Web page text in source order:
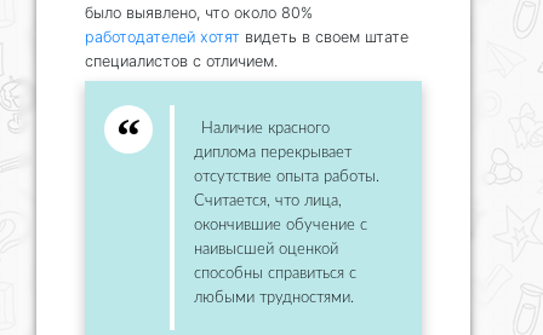
было выявлено, что около 80%
работодателей хотят видеть в своем штате
специалистов с отличием.
Наличие красного
диплома перекрывает
отсутствие опыта работы.
Считается, что лица,
окончившие обучение с
наивысшей оценкой
способны справиться с
любыми трудностями.